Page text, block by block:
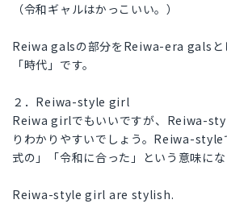
（令和ギャルはかっこいい。）
Reiwa galsの部分をReiwa-era galsと
「時代」です。
２．Reiwa-style girl
Reiwa girlでもいいですが、Reiwa-
りわかりやすいでしょう。Reiwa-style
式の」「令和に合った」という意味にな
Reiwa-style girl are stylish.